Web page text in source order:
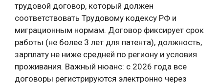
трудовой договор, который должен
соответствовать Трудовому кодексу РФ и
миграционным нормам. Договор фиксирует срок
работы (не более 3 лет для патента), должность,
зарплату не ниже средней по региону и условия
проживания. Важный нюанс: с 2026 года все
договоры регистрируются электронно через